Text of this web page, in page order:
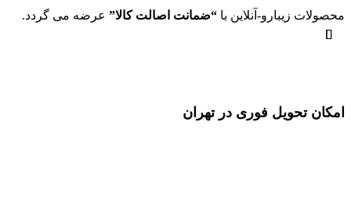
محصولات زیبارو-آنلاین با “ضمانت اصالت کالا” عرضه می گردد.
امکان تحویل فوری در تهران